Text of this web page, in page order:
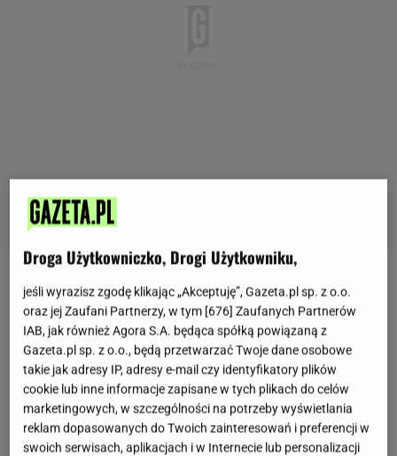
Wielu entuzjastów naturalnych metod leczenia nie
bez powodu zachwyca się octem jabłkowym. To
prawdziwa skarbnica korzyści dla organizmu. Jak
podajezdrowie.gazeta.pl, wspiera trawienie, działa
przeciwzapalnie, pomaga regulować poziom cukru
we krwi, a nawet wpływa korzystnie na wygląd skóry
i włosów. Co ważne, nie trzeba wcale kupować
Droga Użytkowniczko, Drogi Użytkowniku,
jeśli wyrazisz zgodę klikając „Akceptuję”, Gazeta.pl sp. z o.o.
oraz jej Zaufani Partnerzy, w tym [676] Zaufanych Partnerów
IAB, jak również Agora S.A. będąca spółką powiązaną z
Gazeta.pl sp. z o.o., będą przetwarzać Twoje dane osobowe
takie jak adresy IP, adresy e-mail czy identyfikatory plików
cookie lub inne informacje zapisane w tych plikach do celów
marketingowych, w szczególności na potrzeby wyświetlania
reklam dopasowanych do Twoich zainteresowań i preferencji w
swoich serwisach, aplikacjach i w Internecie lub personalizacji